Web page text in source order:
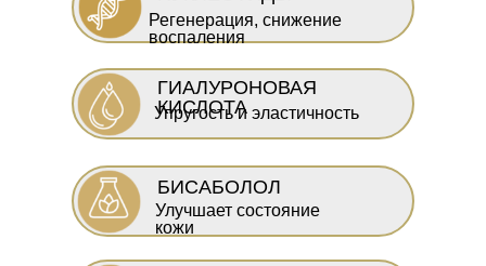
ГИАЛУРОНОВАЯ
КИСЛОТА
БИСАБОЛОЛ
Регенерация, снижение
воспаления
Упругость и эластичность
Улучшает состояние
кожи